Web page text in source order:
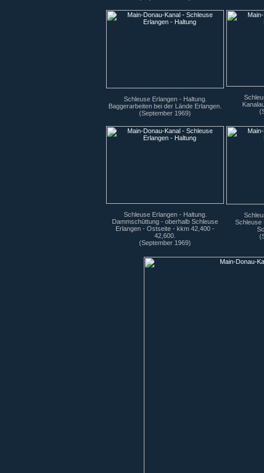
Schleuse Erlangen - Haltung.
Baggerarbeiten bei der Lände Erlangen.
(September 1969)
Schleuse Erlangen - Haltung.
Dammschüttung - oberhalb Schleuse
Erlangen - Ostseite - kkm 42,400 -
42,600.
(September 1969)
Schleuse